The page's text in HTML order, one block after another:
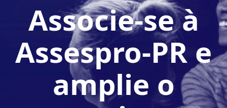
Associe-se à
Assespro-PR e
amplie o